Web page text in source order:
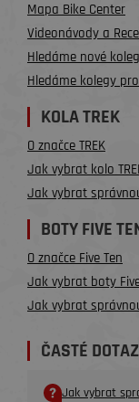
Mapa Bike Center
Videonávody a
Hledáme nové
Hledáme kolegy
KOLA TREK
O značce TREK
Jak vybrat kolo
Jak vybrat
BOTY FIVE
O značce Five Ten
Jak vybrat boty
Jak vybrat
ČASTÉ
Jak vybrat